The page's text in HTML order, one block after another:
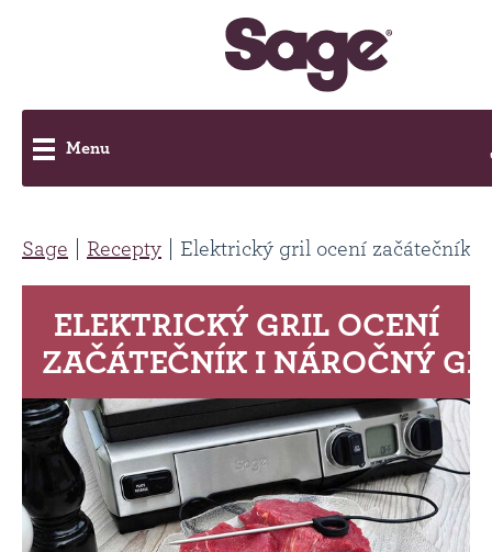
Menu
Sage Recepty Elektrický gril ocení začátečník
ELEKTRICKÝ GRIL OCENÍ
ZAČÁTEČNÍK I NÁROČNÝ